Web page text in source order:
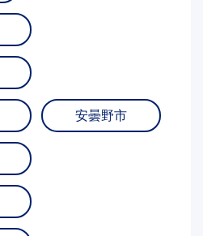
安曇野市